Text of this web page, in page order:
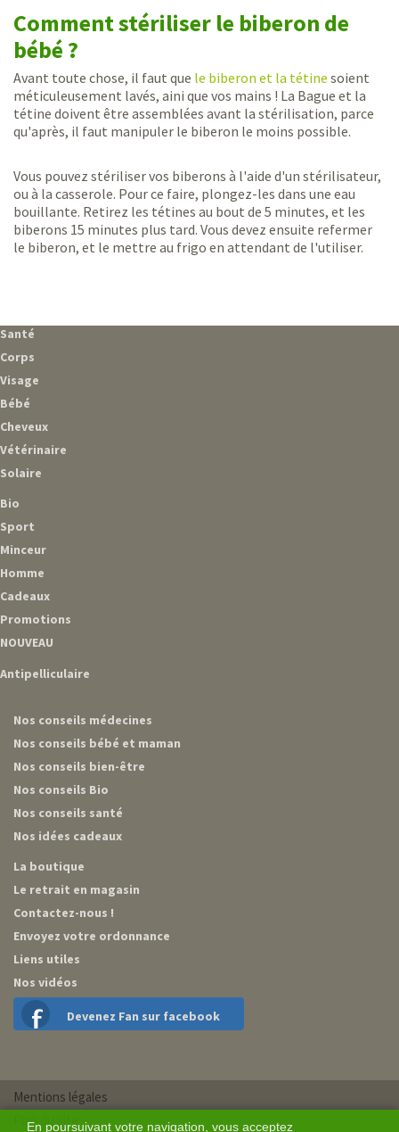
Comment stériliser le biberon de
bébé ?
Avant toute chose, il faut que le biberon et la tétine soient
méticuleusement lavés, aini que vos mains ! La Bague et la
tétine doivent être assemblées avant la stérilisation, parce
qu'après, il faut manipuler le biberon le moins possible.
Vous pouvez stériliser vos biberons à l'aide d'un stérilisateur,
ou à la casserole. Pour ce faire, plongez-les dans une eau
bouillante. Retirez les tétines au bout de 5 minutes, et les
biberons 15 minutes plus tard. Vous devez ensuite refermer
le biberon, et le mettre au frigo en attendant de l'utiliser.
Santé
Corps
Visage
Bébé
Cheveux
Vétérinaire
Solaire
Bio
Sport
Minceur
Homme
Cadeaux
Promotions
NOUVEAU
Antipelliculaire
Nos conseils médecines
Nos conseils bébé et maman
Nos conseils bien-être
Nos conseils Bio
Nos conseils santé
Nos idées cadeaux
La boutique
Le retrait en magasin
Contactez-nous !
Envoyez votre ordonnance
Liens utiles
Nos vidéos
Devenez Fan sur facebook
En poursuivant votre navigation, vous acceptez
Mentions légales
Plan du site